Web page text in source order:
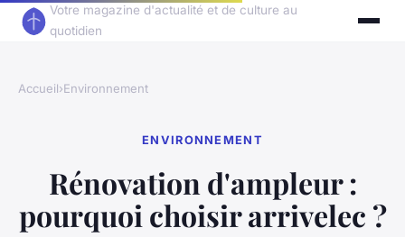
Votre magazine d'actualité et de culture au
quotidien
Accueil›Environnement
ENVIRONNEMENT
Rénovation d'ampleur :
pourquoi choisir arrivelec ?